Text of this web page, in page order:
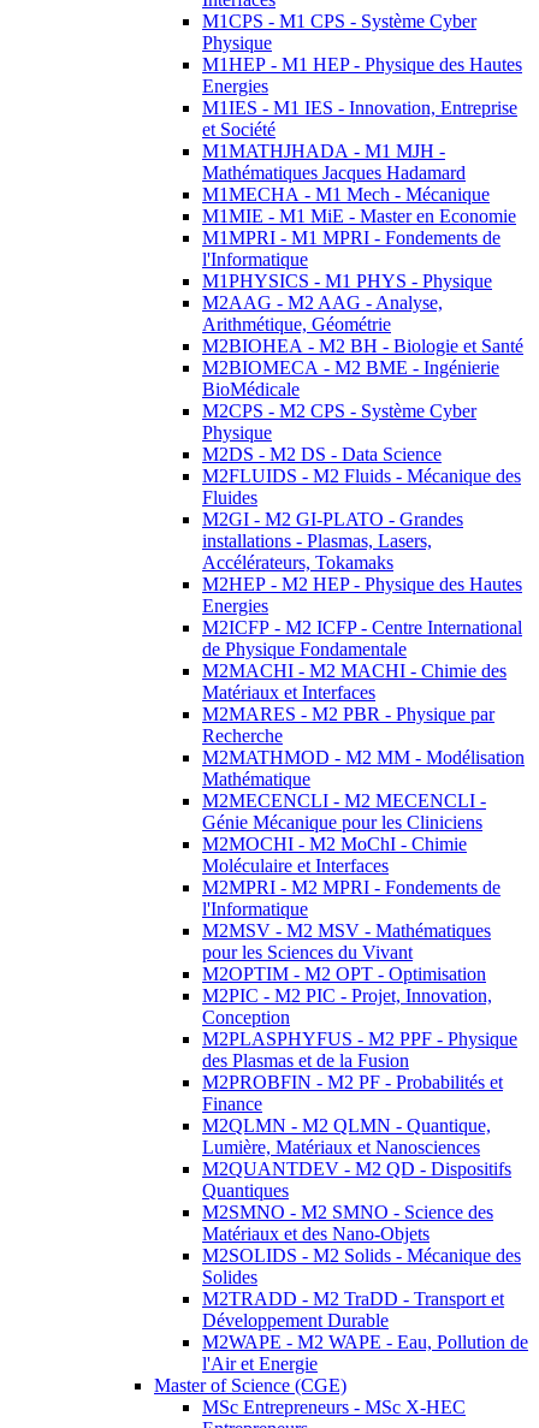
M1CPS - M1 CPS - Système Cyber
Physique
M1HEP - M1 HEP - Physique des Hautes
Energies
M1IES - M1 IES - Innovation, Entreprise
et Société
M1MATHJHADA - M1 MJH -
Mathématiques Jacques Hadamard
M1MECHA - M1 Mech - Mécanique
M1MIE - M1 MiE - Master en Economie
M1MPRI - M1 MPRI - Fondements de
l'Informatique
M1PHYSICS - M1 PHYS - Physique
M2AAG - M2 AAG - Analyse,
Arithmétique, Géométrie
M2BIOHEA - M2 BH - Biologie et Santé
M2BIOMECA - M2 BME - Ingénierie
BioMédicale
M2CPS - M2 CPS - Système Cyber
Physique
M2DS - M2 DS - Data Science
M2FLUIDS - M2 Fluids - Mécanique des
Fluides
M2GI - M2 GI-PLATO - Grandes
installations - Plasmas, Lasers,
Accélérateurs, Tokamaks
M2HEP - M2 HEP - Physique des Hautes
Energies
M2ICFP - M2 ICFP - Centre International
de Physique Fondamentale
M2MACHI - M2 MACHI - Chimie des
Matériaux et Interfaces
M2MARES - M2 PBR - Physique par
Recherche
M2MATHMOD - M2 MM - Modélisation
Mathématique
M2MECENCLI - M2 MECENCLI -
Génie Mécanique pour les Cliniciens
M2MOCHI - M2 MoChI - Chimie
Moléculaire et Interfaces
M2MPRI - M2 MPRI - Fondements de
l'Informatique
M2MSV - M2 MSV - Mathématiques
pour les Sciences du Vivant
M2OPTIM - M2 OPT - Optimisation
M2PIC - M2 PIC - Projet, Innovation,
Conception
M2PLASPHYFUS - M2 PPF - Physique
des Plasmas et de la Fusion
M2PROBFIN - M2 PF - Probabilités et
Finance
M2QLMN - M2 QLMN - Quantique,
Lumière, Matériaux et Nanosciences
M2QUANTDEV - M2 QD - Dispositifs
Quantiques
M2SMNO - M2 SMNO - Science des
Matériaux et des Nano-Objets
M2SOLIDS - M2 Solids - Mécanique des
Solides
M2TRADD - M2 TraDD - Transport et
Développement Durable
M2WAPE - M2 WAPE - Eau, Pollution de
l'Air et Energie
Master of Science (CGE)
MSc Entrepreneurs - MSc X-HEC